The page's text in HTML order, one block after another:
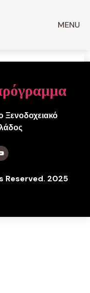
MENU
Ξενοδοχειακό
Reserved. 2025